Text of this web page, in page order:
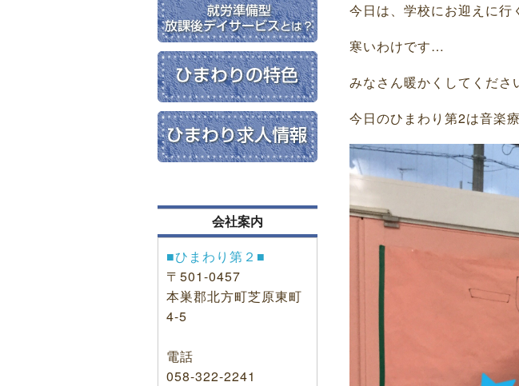
今日は、学校にお迎えに行
寒いわけです…
みなさん暖かくしてくださ
今日のひまわり第2は音楽
会社案内
■ひまわり第２■
〒501-0457
本巣郡北方町芝原東町
4-5
電話
058-322-2241